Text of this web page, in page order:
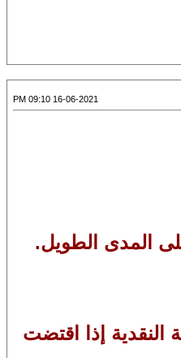
16-06-2021 09:10 PM
النقدية إذا اقتضت